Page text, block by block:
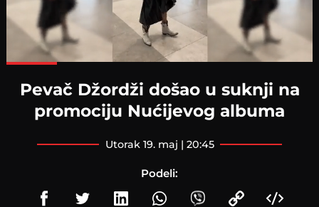
Pevač Džordži došao u suknji na
promociju Nućijevog albuma
utorak 19. maj | 20:45
Podeli: